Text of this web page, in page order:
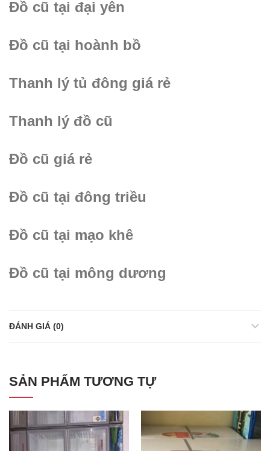
Đồ cũ tại đại yên
Đồ cũ tại hoành bồ
Thanh lý tủ đông giá rẻ
Thanh lý đồ cũ
Đồ cũ giá rẻ
Đồ cũ tại đông triều
Đồ cũ tại mạo khê
Đồ cũ tại mông dương
ĐÁNH GIÁ (0)
SẢN PHẨM TƯƠNG TỰ